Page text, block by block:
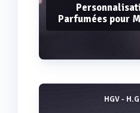
Parfumées pour
HGV -